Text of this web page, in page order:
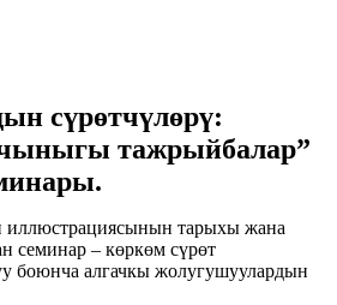
сүрөтчүлөрү:
тажрыйбалар”
иллюстрациясынын тарыхы жана
семинар – көркөм сүрөт
боюнча алгачкы жолугушуулардын